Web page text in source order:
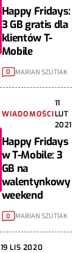
Happy Fridays:
3 GB gratis dla
klientów T-
Mobile
0 MARIAN SZUTIAK
WIADOMOŚCI
11
LUT
2021
Happy Fridays
w T-Mobile: 3
GB na
walentynkowy
weekend
0 MARIAN SZUTIAK
19 LIS 2020